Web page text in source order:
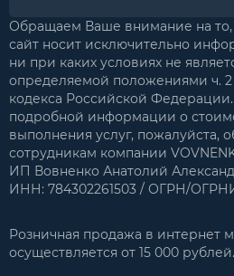
Обращаем Ваше внимание на то,
сайт носит исключительно
ни при каких условиях не
определяемой положениями ч. 2
кодекса Российской
подробной информации о
выполнения услуг, пожалуйста,
сотрудникам компании
ИП Вовненко Анатолий
ИНН: 784302261503 / ОГРН/
Розничная продажа в интернет
осуществляется от 15 000 рублей.